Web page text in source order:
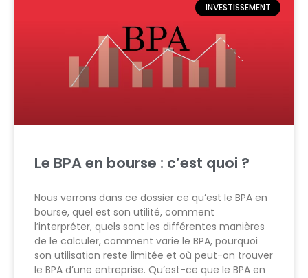
INVESTISSEMENT
Le BPA en bourse : c’est quoi ?
Nous verrons dans ce dossier ce qu’est le BPA en
bourse, quel est son utilité, comment
l’interpréter, quels sont les différentes manières
de le calculer, comment varie le BPA, pourquoi
son utilisation reste limitée et où peut-on trouver
le BPA d’une entreprise. Qu’est-ce que le BPA en